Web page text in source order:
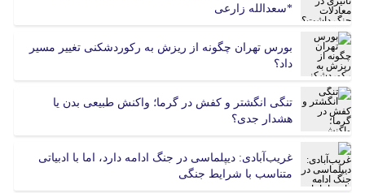
چهارمحال بختیاری
خوزستان زنجان
سمنان
فارس
قم کردستان
کرمان
کهگیلویه و بویر احمد گلستان
گیلان
*سعدالله زارعی
بورس تهران چگونه از ریزش به رکوردشکنی تغییر مسیر
داد؟
تنگی انگشتر و کفش در گرما؛ واکنش طبیعی بدن یا
هشدار جدی؟
غریب‌آبادی: دیپلماسی در جنگ ادامه دارد، اما با ادبیاتی
متناسب با شرایط جنگی